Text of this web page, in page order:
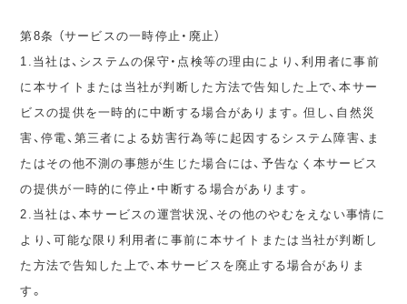
第8条 （サービスの一時停止・廃止）
1.当社は、システムの保守・点検等の理由により、利用者に事前
に本サイトまたは当社が判断した方法で告知した上で、本サー
ビスの提供を一時的に中断する場合があります。但し、自然災
害、停電、第三者による妨害行為等に起因するシステム障害、ま
たはその他不測の事態が生じた場合には、予告なく本サービス
の提供が一時的に停止・中断する場合があります。
2.当社は、本サービスの運営状況、その他のやむをえない事情に
より、可能な限り利用者に事前に本サイトまたは当社が判断し
た方法で告知した上で、本サービスを廃止する場合がありま
す。